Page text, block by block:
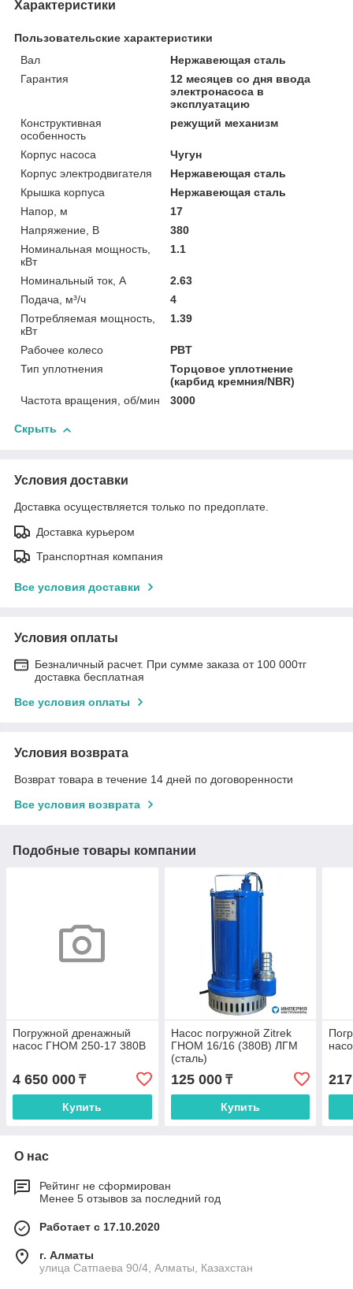
Характеристики
Пользовательские характеристики
Вал
Нержавеющая сталь
Гарантия
12 месяцев со дня ввода
электронасоса в
эксплуатацию
Конструктивная
особенность
режущий механизм
Корпус насоса
Чугун
Корпус электродвигателя
Нержавеющая сталь
Крышка корпуса
Нержавеющая сталь
Напор, м
17
Напряжение, В
380
Номинальная мощность,
кВт
1.1
Номинальный ток, А
2.63
Подача, м³/ч
4
Потребляемая мощность,
кВт
1.39
Рабочее колесо
PBT
Тип уплотнения
Торцовое уплотнение
(карбид кремния/NBR)
Частота вращения, об/мин
3000
Скрыть
Условия доставки
Доставка осуществляется только по предоплате.
Доставка курьером
Транспортная компания
Все условия доставки
Условия оплаты
Безналичный расчет. При сумме заказа от 100 000тг
доставка бесплатная
Все условия оплаты
Условия возврата
Возврат товара в течение 14 дней по договоренности
Все условия возврата
Подобные товары компании
Погружной дренажный
насос ГНОМ 250-17 380В
4 650 000 ₸
Купить
Насос погружной Zitrek
ГНОМ 16/16 (380В) ЛГМ
(сталь)
125 000₸
Купить
О нас
Рейтинг не сформирован
Менее 5 отзывов за последний год
Работает с 17.10.2020
г. Алматы
улица Сатпаева 90/4, Алматы, Казахстан